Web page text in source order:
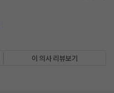
이 의사 리뷰보기